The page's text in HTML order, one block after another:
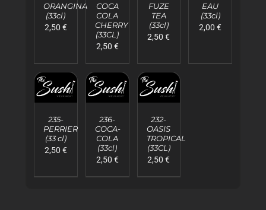
/
DÉTAILS
ORANGINA
(33cl)
2,50 €
/
DÉTAILS
COCA
COLA
CHERRY
(33CL)
2,50 €
/
DÉTAILS
FUZE
TEA
(33cl)
2,50€
/
DÉTAILS
EAU
(33cl)
2,00€
AJOUTER
PANIER
/
DÉTAILS
235-
PERRIER
(33 cl)
2,50 €
AJOUTER
PANIER
/
DÉTAILS
236-
COCA-
COLA
(33cl)
2,50 €
AJOUTER
PANIER
/
DÉTAILS
232-
OASIS
TROPICAL
(33CL)
2,50€